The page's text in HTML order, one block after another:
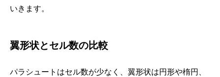
いきます。
翼形状とセル数の比較
パラシュートはセル数が少なく、翼形状は円形や楕円、